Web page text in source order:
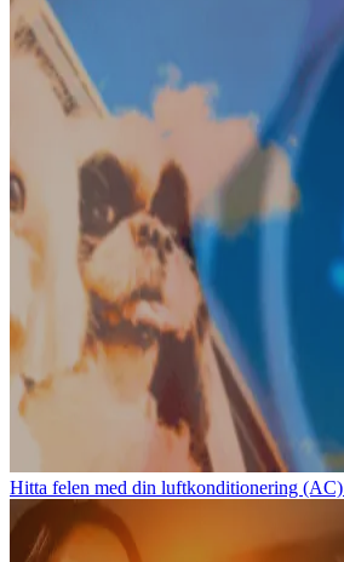
Hitta felen med din luftkonditionering (AC)